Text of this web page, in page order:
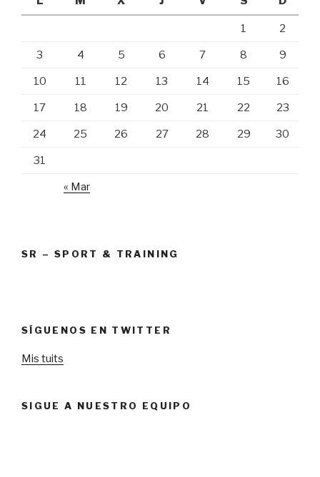
1 2
3 4 5 6 7 8 9
10 11 12 13 14 15 16
17 18 19 20 21 22 23
24 25 26 27 28 29 30
31
« Mar
SR – SPORT & TRAINING
SÍGUENOS EN TWITTER
Mis tuits
SIGUE A NUESTRO EQUIPO